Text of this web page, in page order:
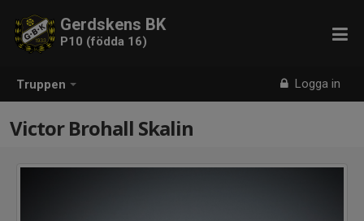
Truppen Logga in
Gerdskens BK
P10 (födda 16)
Victor Brohall Skalin